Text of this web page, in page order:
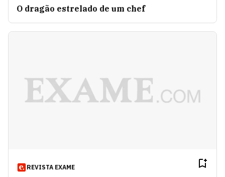
O dragão estrelado de um chef
REVISTA EXAME